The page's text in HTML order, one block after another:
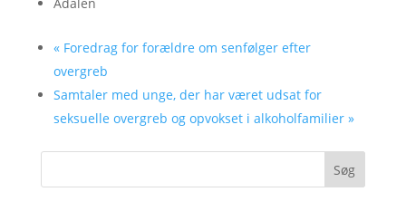
«Foredrag for forældre om senfølger efter
overgreb
Samtaler med unge, der har været udsat for
seksuelle overgreb og opvokset i alkoholfamilier »